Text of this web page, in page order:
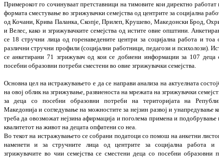
При­мерокот го сочинуваат претставници на ти­мовите кои директно работат
формата смес­тување во згрижувачки семејства од цент­рите за социјална
од Кочани, Кри­ва Паланка, Скопје, Прилеп, Крушево, Ма­кедонски Брод,
и Велес, како и згри­жувачките семејства од истите овие оп­шти­ни.
се 18 стручни лица од го­ре­наведените центри за социјална работа и тоа
различни стручни профили (социјал­ни работници, педагози и психолози).
се анкетирани 71 згрижувач од кои се до­бие­ни информации за 107 деца
посебни образо­вни потреби сместени во овие згрижувач­ки семејства.
Основна цел на истражувањето е да се напра­ви анализа на актуелната
на овој облик на згрижување, развиеноста на мре­жата на згрижувачки
за деца со по­себни образовни потреби на територијата на Ре
Македонија и согледување на мож­ностите за нејзин развој и унапредување
треба да овозможат нејзина афирмација и поголема примена и подобрување
ква­ли­тетот на живот на децата опфатени со неа.
Во текот на истражувањето се собрани податоци со помош на анкетни
наменети и за стручните лица од центрите за социјал­на работа и
згрижувачите во чии семејства се сместени деца со посебни образовни